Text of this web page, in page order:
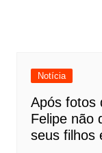
Notícia
Após fotos
Felipe não
seus filhos